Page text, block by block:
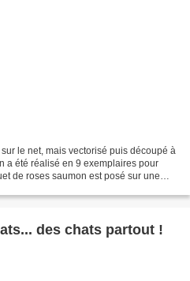
le net, mais vectorisé puis découpé à
a été réalisé en 9 exemplaires pour
de roses saumon est posé sur une
des chats partout !